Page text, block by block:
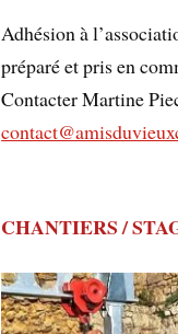
Adhésion à
préparé et pris en
Contacter Martine
CHANTIERS /